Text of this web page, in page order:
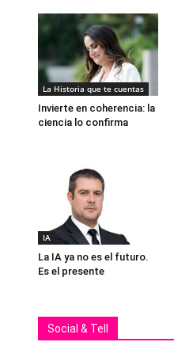
La Historia que te cuentas
Invierte en coherencia: la
ciencia lo confirma
IA
La IA ya no es el futuro.
Es el presente
Social & Tell